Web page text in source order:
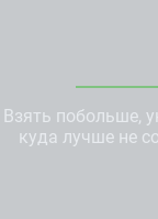
Взять побольше,
куда лучше не